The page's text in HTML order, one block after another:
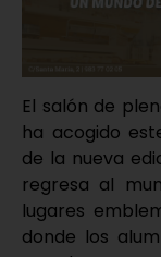
El salón de
ha acogido
de la nueva
regresa al
lugares
donde los